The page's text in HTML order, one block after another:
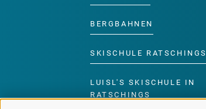
BERGBAHNEN
SKISCHULE RATSCHINGS
LUISL'S SKISCHULE IN
RATSCHINGS